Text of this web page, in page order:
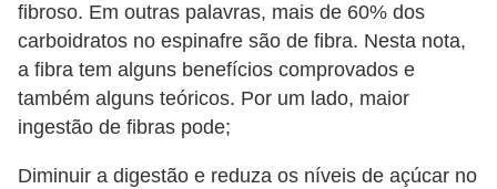
fibroso. Em outras palavras, mais de 60% dos
carboidratos no espinafre são de fibra. Nesta nota,
a fibra tem alguns benefícios comprovados e
também alguns teóricos. Por um lado, maior
ingestão de fibras pode;
Diminuir a digestão e reduza os níveis de açúcar no